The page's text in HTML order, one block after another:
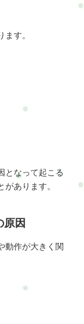
す。
となって起こる
あります。
原因
動作が大きく関